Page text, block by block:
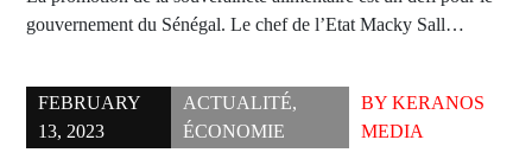
gouvernement du Sénégal. Le chef de l’Etat Macky Sall…
FEBRUARY
13, 2023
ACTUALITÉ,
ÉCONOMIE
BY KERANOS
MEDIA